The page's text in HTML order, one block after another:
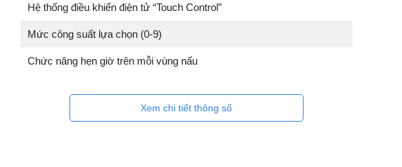
Hệ thống điều khiển điện tử “Touch Control”
Mức công suất lựa chọn (0-9)
Chức năng hẹn giờ trên mỗi vùng nấu
Xem chi tiết thông số